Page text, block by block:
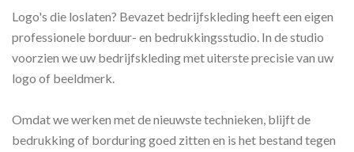
Logo's die loslaten? Bevazet bedrijfskleding heeft een eigen
professionele borduur- en bedrukkingsstudio. In de studio
voorzien we uw bedrijfskleding met uiterste precisie van uw
logo of beeldmerk.
Omdat we werken met de nieuwste technieken, blijft de
bedrukking of borduring goed zitten en is het bestand tegen